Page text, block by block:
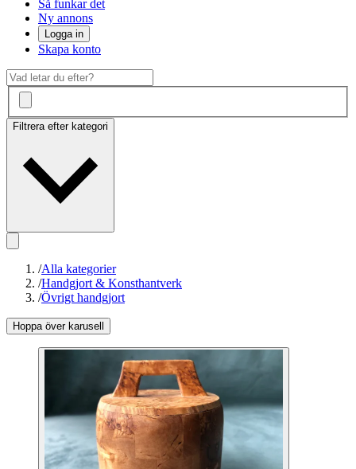
Så funkar det
Ny annons
Logga in
Skapa konto
Filtrera efter kategori
/Alla kategorier
/Handgjort & Konsthantverk
/Övrigt handgjort
Hoppa över karusell